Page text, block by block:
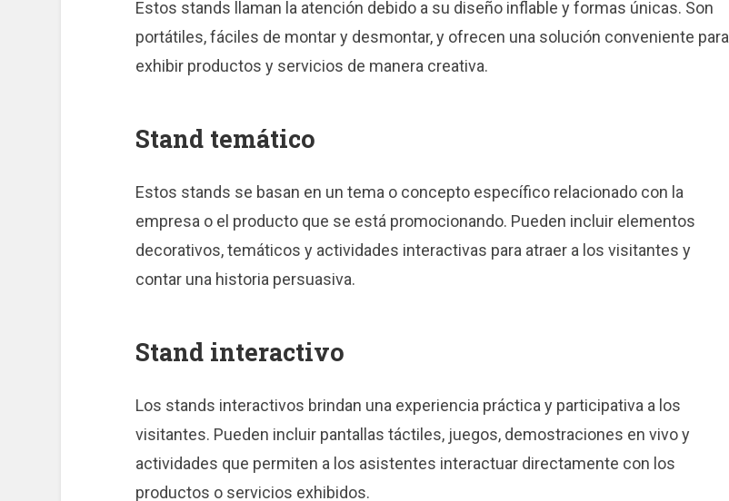
Estos stands llaman la atención debido a su diseño inflable y formas únicas. Son
portátiles, fáciles de montar y desmontar, y ofrecen una solución conveniente para
exhibir productos y servicios de manera creativa.
Stand temático
Estos stands se basan en un tema o concepto específico relacionado con la
empresa o el producto que se está promocionando. Pueden incluir elementos
decorativos, temáticos y actividades interactivas para atraer a los visitantes y
contar una historia persuasiva.
Stand interactivo
Los stands interactivos brindan una experiencia práctica y participativa a los
visitantes. Pueden incluir pantallas táctiles, juegos, demostraciones en vivo y
actividades que permiten a los asistentes interactuar directamente con los
productos o servicios exhibidos.